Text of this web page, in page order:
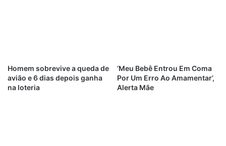
Homem sobrevive a queda de
avião e 6 dias depois ganha
na loteria
‘Meu Bebê Entrou Em Coma
Por Um Erro Ao Amamentar’,
Alerta Mãe